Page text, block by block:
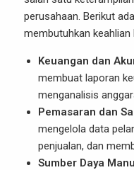
perusahaan. Berikut
membutuhkan keahlian
Keuangan dan
membuat laporan
menganalisis
Pemasaran dan
mengelola data
penjualan, dan
Sumber Daya